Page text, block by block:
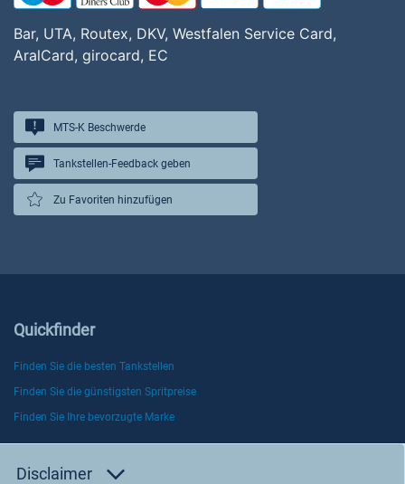
Bar, UTA, Routex, DKV, Westfalen Service Card,
AralCard, girocard, EC
MTS-K Beschwerde
Tankstellen-Feedback geben
Zu Favoriten hinzufügen
Quickfinder
Finden Sie die besten Tankstellen
Finden Sie die günstigsten Spritpreise
Finden Sie Ihre bevorzugte Marke
Disclaimer